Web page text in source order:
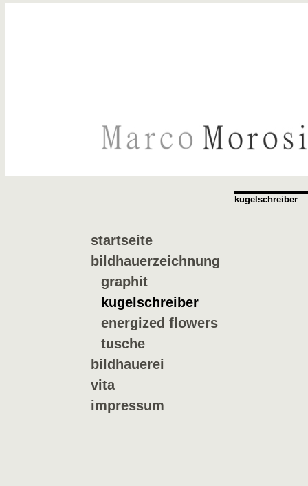
startseite
bildhauerzeichnung
graphit
kugelschreiber
energized flowers
tusche
bildhauerei
vita
impressum
kugelschreiber